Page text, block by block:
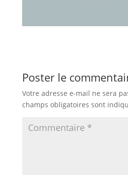
Poster le
Votre adresse e-mail ne sera
champs obligatoires sont